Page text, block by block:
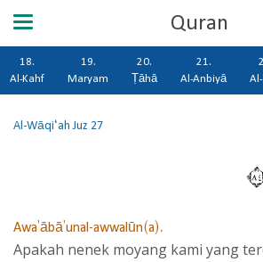
Quran
18.
Al-Kahf
19.
Maryam
20.
Ṭāhā
21.
Al-Anbiyā
Al-Wāqi‘ahJuz 27
Awa'ābā'unal-awwalūn(a).
Apakah nenek moyang kami yang